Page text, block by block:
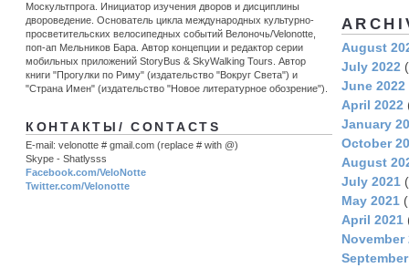
Москультпрога. Инициатор изучения дворов и дисциплины
двороведение. Основатель цикла международных культурно-
просветительских велосипедных событий Велоночь/Velonotte,
поп-ап Мельников Бара. Автор концепции и редактор серии
мобильных приложений StoryBus & SkyWalking Tours. Автор
книги "Прогулки по Риму" (издательство "Вокруг Света") и
"Страна Имен" (издательство "Новое литературное обозрение").
КОНТАКТЫ/ CONTACTS
E-mail: velonotte # gmail.com (replace # with @)
Skype - Shatlysss
Facebook.com/VeloNotte
Twitter.com/Velonotte
August
July 2022
June 2022
April 2022
January
October
August
July 2021
May 2021
April 2021
November